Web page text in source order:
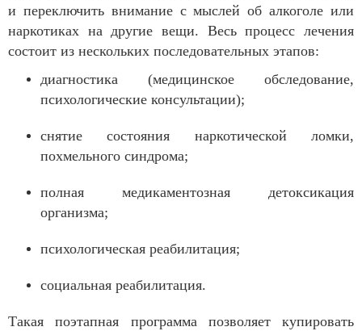
и переключить внимание с мыслей об алкоголе или
наркотиках на другие вещи. Весь процесс лечения
состоит из нескольких последовательных этапов:
диагностика (медицинское обследование,
психологические консультации);
снятие состояния наркотической ломки,
похмельного синдрома;
полная медикаментозная детоксикация
организма;
психологическая реабилитация;
социальная реабилитация.
Такая поэтапная программа позволяет купировать